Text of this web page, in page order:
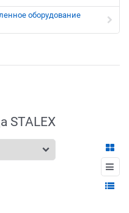
оборудование
STALEX